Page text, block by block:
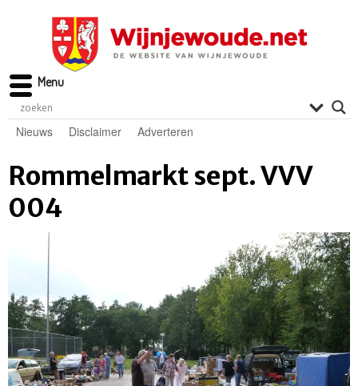
Nieuws Disclaimer Adverteren
Rommelmarkt sept. VVV
004
Menu